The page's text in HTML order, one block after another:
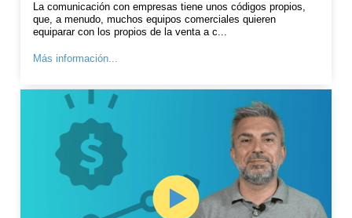
La comunicación con empresas tiene unos códigos propios,
que, a menudo, muchos equipos comerciales quieren
equiparar con los propios de la venta a c...
Más información...